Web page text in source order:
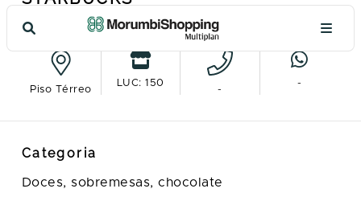
Ver no mapa
Piso Térreo
LUC: 150
-
-
Categoria
Doces, sobremesas, chocolate